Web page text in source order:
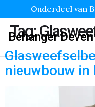
Onderdeel van
Behanger
Tag:
nieuwbouw in